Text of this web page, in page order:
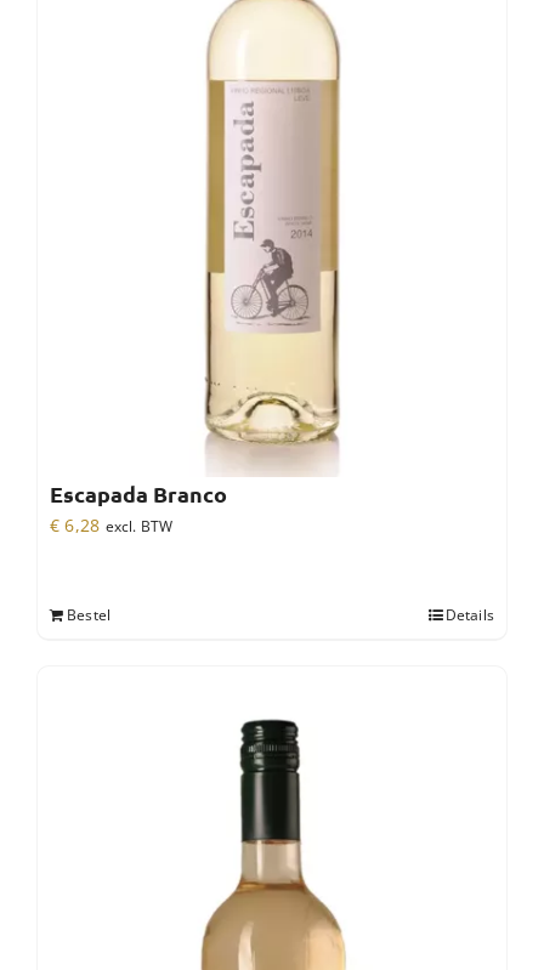
Escapada Branco
€ 6,28 excl. BTW
Bestel Details